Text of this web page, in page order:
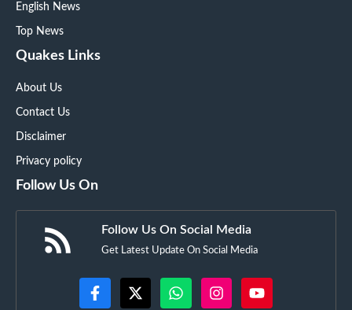
English News
Top News
Quakes Links
About Us
Contact Us
Disclaimer
Privacy policy
Follow Us On
Follow Us On Social Media
Get Latest Update On Social Media